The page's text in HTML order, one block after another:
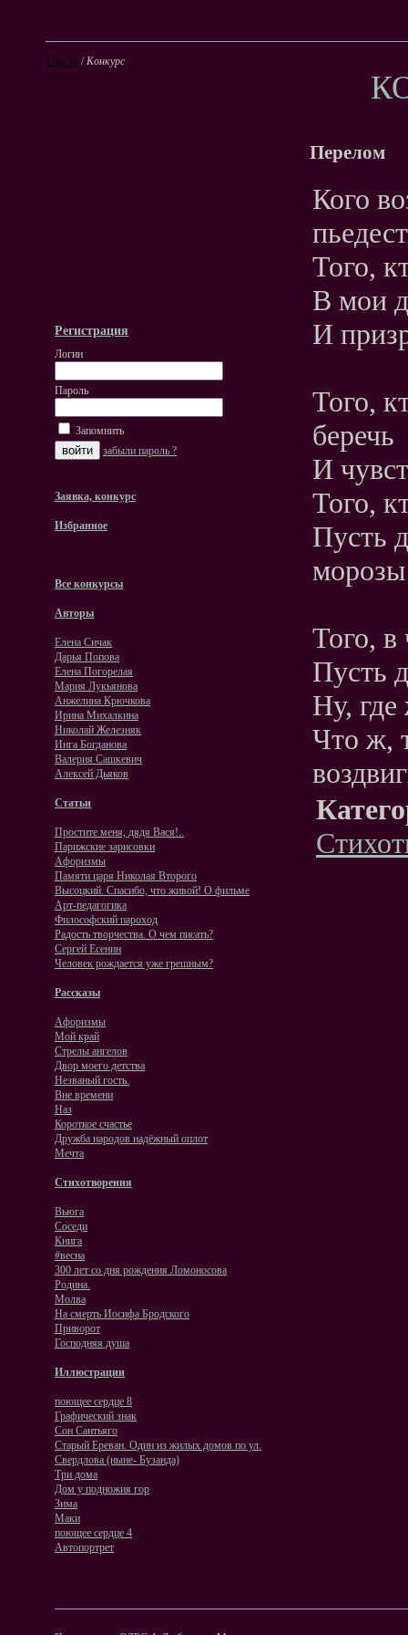
Olrs.ru /Конкурс
Регистрация
Логин
Пароль
Запомнить
забыли пароль ?
Заявка, конкурс
Избранное
Все конкурсы
Авторы
Елена Сичак
Дарья Попова
Елена Погорелая
Мария Лукьянова
Анжелина Крючкова
Ирина Михалкина
Николай Железняк
Инга Богданова
Валерия Сашкевич
Алексей Дьяков
Статьи
Простите меня, дядя Вася!..
Парижские зарисовки
Афоризмы
Памяти царя Николая Второго
Высоцкий. Спасибо, что живой! О фильме
Арт-педагогика
Философский пароход
Радость творчества. О чем писать?
Сергей Есенин
Человек рождается уже грешным?
Рассказы
Афоризмы
Мой край
Стрелы ангелов
Двор моего детства
Незваный гость.
Вне времени
Наз
Короткое счастье
Дружба народов надёжный оплот
Мечта
Стихотворения
Вьюга
Соседи
Книга
#весна
300 лет со дня рождения Ломоносова
Родина.
Молва
На смерть Иосифа Бродского
Приворот
Господняя душа
Иллюстрации
поющее сердце 8
Графический знак
Сон Сантьяго
Старый Ереван. Один из жилых домов по ул.
Свердлова (ныне- Бузанда)
Три дома
Дом у подножия гор
Зима
Маки
поющее сердце 4
Автопортрет
Перелом
Кого
Того,
В мои
И
Того,
беречь
И
Того,
Пусть
Того, в
Пусть
Ну,
Что ж,